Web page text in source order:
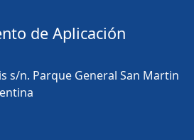
de Aplicación
s/n. Parque General San Martin